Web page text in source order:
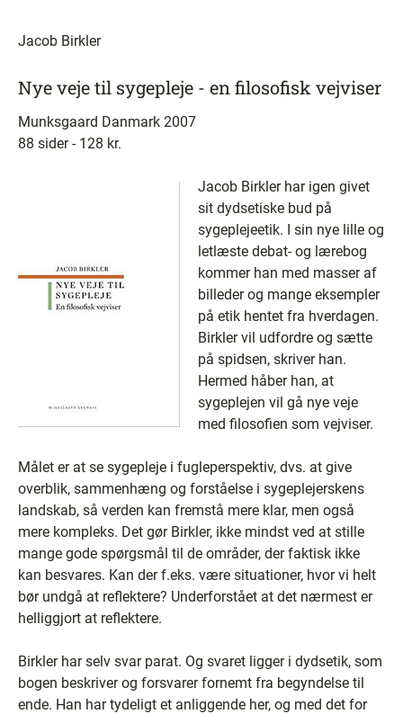
Jacob Birkler
Nye veje til sygepleje - en filosofisk vejviser
Munksgaard Danmark 2007
88 sider - 128 kr.
Jacob Birkler har igen givet
sit dydsetiske bud på
sygeplejeetik. I sin nye lille og
letlæste debat- og lærebog
kommer han med masser af
billeder og mange eksempler
på etik hentet fra hverdagen.
Birkler vil udfordre og sætte
på spidsen, skriver han.
Hermed håber han, at
sygeplejen vil gå nye veje
med filosofien som vejviser.
Målet er at se sygepleje i fugleperspektiv, dvs. at give
overblik, sammenhæng og forståelse i sygeplejerskens
landskab, så verden kan fremstå mere klar, men også
mere kompleks. Det gør Birkler, ikke mindst ved at stille
mange gode spørgsmål til de områder, der faktisk ikke
kan besvares. Kan der f.eks. være situationer, hvor vi helt
bør undgå at reflektere? Underforstået at det nærmest er
helliggjort at reflektere.
Birkler har selv svar parat. Og svaret ligger i dydsetik, som
bogen beskriver og forsvarer fornemt fra begyndelse til
ende. Han har tydeligt et anliggende her, og med det for